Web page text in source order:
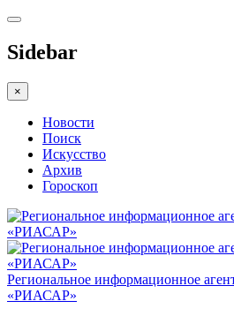
Sidebar
×
Новости
Поиск
Искусство
Архив
Гороскоп
Региональное информационное
«РИАСАР»